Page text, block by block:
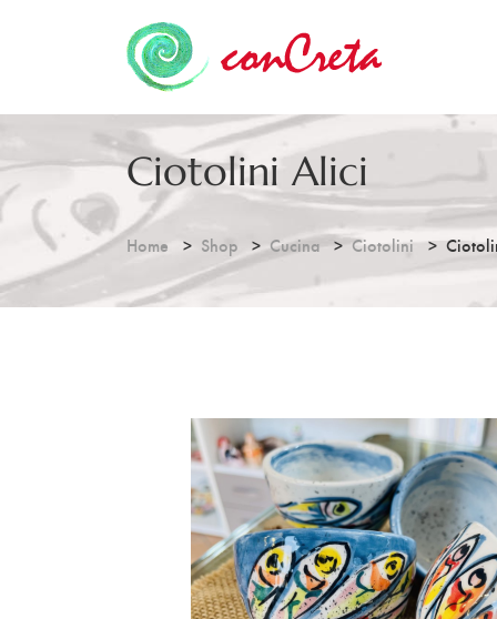
Ciotolini Alici
Home Shop Cucina Ciotolini